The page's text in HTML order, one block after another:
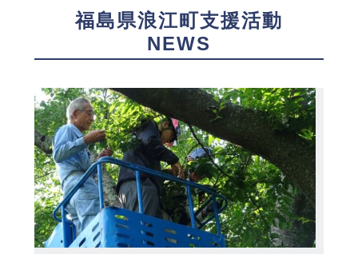
福島県浪江町支援活動
NEWS